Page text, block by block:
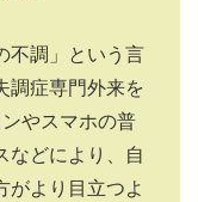
不調」という言
調症専門外来を
やスマホの普
などにより、自
がより目立つよ